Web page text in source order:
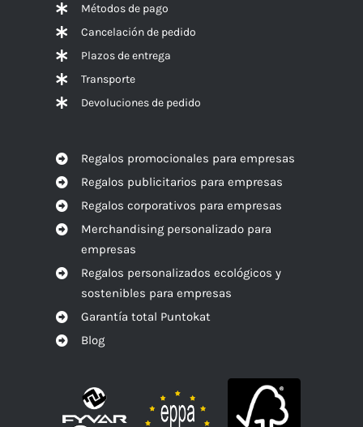
Métodos de pago
Cancelación de pedido
Plazos de entrega
Transporte
Devoluciones de pedido
Regalos promocionales para empresas
Regalos publicitarios para empresas
Regalos corporativos para empresas
Merchandising personalizado para
empresas
Regalos personalizados ecológicos y
sostenibles para empresas
Garantía total Puntokat
Blog